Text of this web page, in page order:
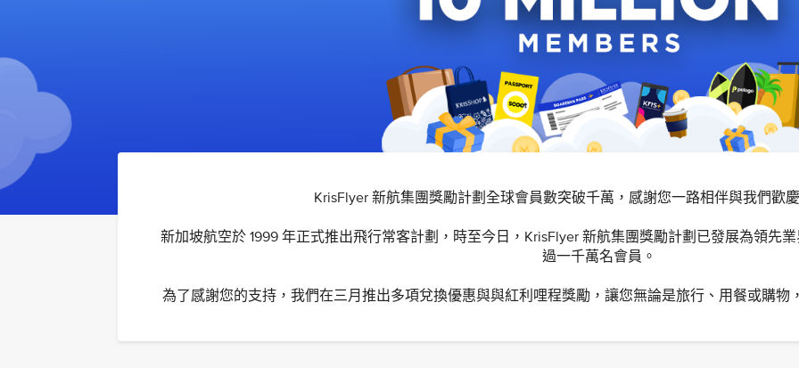
KrisFlyer 新航集團獎勵計劃全球會員數突破千萬，感謝您一路相伴與我們歡
新加坡航空於 1999 年正式推出飛行常客計劃，時至今日，KrisFlyer 新航集團獎勵計劃已發展為領先
過一千萬名會員。
為了感謝您的支持，我們在三月推出多項兌換優惠與與紅利哩程獎勵，讓您無論是旅行、用餐或購物